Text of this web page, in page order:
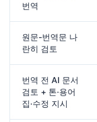
번역
원문-번역문 나
란히 검토
번역 전 AI 문서
검토 + 톤·용어
집·수정 지시